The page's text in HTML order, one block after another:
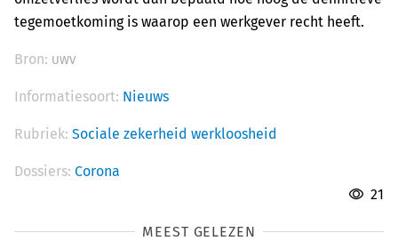
tegemoetkoming is waarop een werkgever recht heeft.
Bron: UWV
Informatiesoort: Nieuws
Rubriek: Sociale zekerheid werkloosheid
Dossiers: Corona
21
MEEST GELEZEN